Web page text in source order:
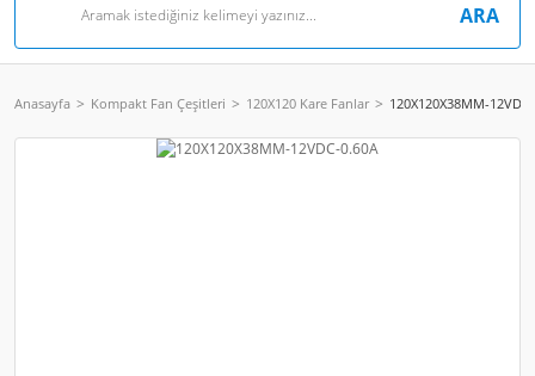
ARA
Anasayfa Kompakt Fan Çeşitleri 120X120 Kare Fanlar 120X120X38MM-